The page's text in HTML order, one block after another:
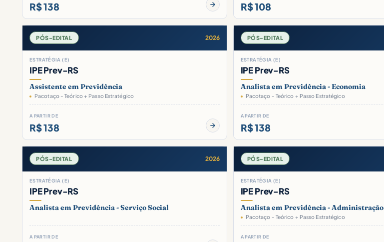
R$ 138 R$ 108
PÓS-EDITAL 2026
ESTRATÉGIA (E)
IPE Prev-RS
Assistente em Previdência
Pacotaço - Teórico + Passo Estratégico
A PARTIR DE
R$ 138
PÓS-EDITAL
ESTRATÉGIA (E)
IPE Prev-RS
Analista em Previdência - Economia
Pacotaço - Teórico + Passo Estratégico
A PARTIR DE
R$ 138
PÓS-EDITAL 2026
ESTRATÉGIA (E)
IPE Prev-RS
Analista em Previdência - Serviço Social
A PARTIR DE
PÓS-EDITAL
ESTRATÉGIA (E)
IPE Prev-RS
Analista em Previdência - Administração
Pacotaço - Teórico + Passo Estratégico
A PARTIR DE